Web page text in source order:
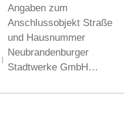
Angaben zum
Anschlussobjekt Straße
und Hausnummer
Neubrandenburger
Stadtwerke GmbH…